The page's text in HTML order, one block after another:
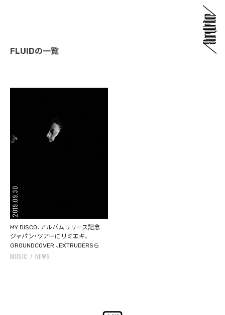
FLUIDの一覧
2019.09.30
MY DISCO、アルバムリリース記念
ジャパン・ツアーにリミエキ、
GROUNDCOVER.、EXTRUDERSら
MUSIC NEWS